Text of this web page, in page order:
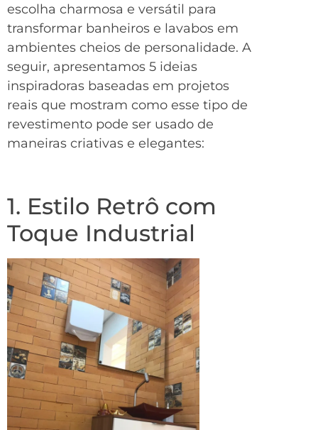
escolha charmosa e versátil para
transformar banheiros e lavabos em
ambientes cheios de personalidade. A
seguir, apresentamos 5 ideias
inspiradoras baseadas em projetos
reais que mostram como esse tipo de
revestimento pode ser usado de
maneiras criativas e elegantes:
1. Estilo Retrô com
Toque Industrial